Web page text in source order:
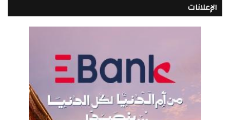
الإعلانات